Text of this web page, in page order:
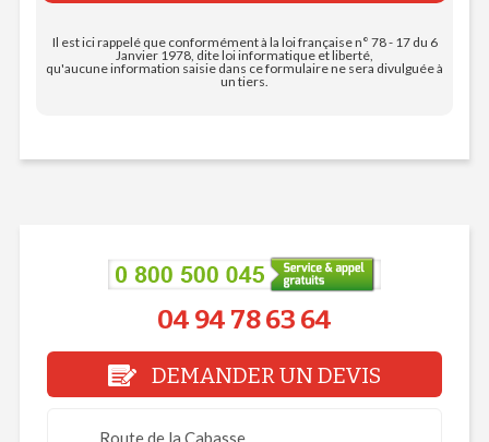
04 94 78 63 64
DEMANDER UN DEVIS
Il est ici rappelé que conformément à la loi française n° 78 - 17 du 6
Janvier 1978, dite loi informatique et liberté,
qu'aucune information saisie dans ce formulaire ne sera divulguée à
un tiers.